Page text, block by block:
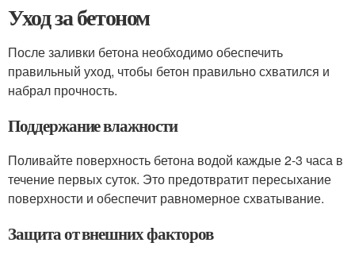
Уход за бетоном
После заливки бетона необходимо обеспечить
правильный уход, чтобы бетон правильно схватился и
набрал прочность.
Поддержание влажности
Поливайте поверхность бетона водой каждые 2-3 часа в
течение первых суток. Это предотвратит пересыхание
поверхности и обеспечит равномерное схватывание.
Защита от внешних факторов